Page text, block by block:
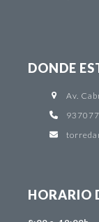
DONDE
Av.
HORARIO